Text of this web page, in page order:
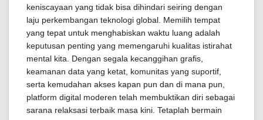
keniscayaan yang tidak bisa dihindari seiring dengan
laju perkembangan teknologi global. Memilih tempat
yang tepat untuk menghabiskan waktu luang adalah
keputusan penting yang memengaruhi kualitas istirahat
mental kita. Dengan segala kecanggihan grafis,
keamanan data yang ketat, komunitas yang suportif,
serta kemudahan akses kapan pun dan di mana pun,
platform digital moderen telah membuktikan diri sebagai
sarana relaksasi terbaik masa kini. Tetaplah bermain